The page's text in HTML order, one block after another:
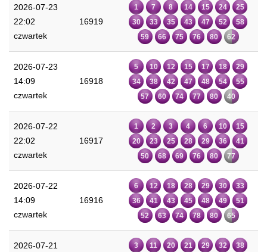
2026-07-23
22:02
czwartek
16919
1 7 8 14 15 24
25
30
33 35 43 47 52
58
59
66 75 76 80 62
2026-07-23
14:09
czwartek
16918
5 10 12 15 17 18
29
34
38 42 47 48 54
55
57
60 74 77 80 40
2026-07-22
22:02
czwartek
16917
1 2 3 4 6 10
15
20
23 25 28 29 36
41
50
68 69 76 80 77
2026-07-22
14:09
czwartek
16916
6 12 18 28 29 30
33
36
41 43 45 48 49
51
52
63 74 78 80 65
2026-07-21
3 11 20 21 29 32
38